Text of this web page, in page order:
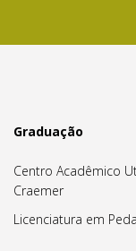
Graduação
Centro Acadêmico
Craemer
Licenciatura em